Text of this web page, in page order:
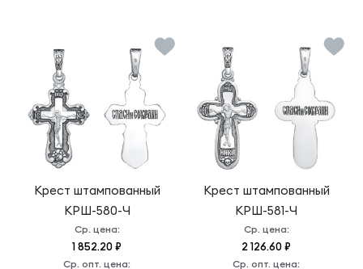
Крест штампованный
КРШ-580-Ч
Ср. цена:
1 852.20 ₽
Ср. опт. цена:
Крест штампованный
КРШ-581-Ч
Ср. цена:
2 126.60 ₽
Ср. опт. цена: